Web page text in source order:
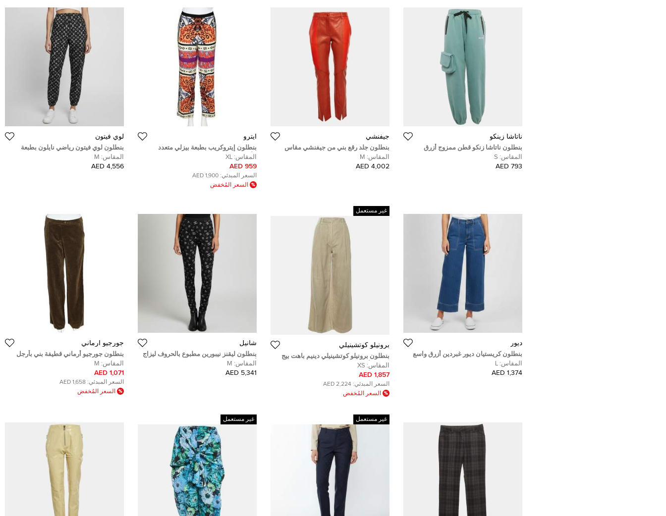
ناتاشا زينكو
بنطلون ناتاشا زنكو قطن ممزوج أزرق
رياضي مقاس صغير (سمول)
المقاس: S
793 AED
جيفنشي
بنطلون جلد رقع بني من جيفنشي مقاس
متوسط
المقاس: M
4,002 AED
ايترو
بنطلون إيتروكريب بطبعة بيزلي متعدد
الألوان بقصة مستقيمة مقاس كبير جدًا -
إكس لارج
المقاس: XL
959 AED
السعر المبدئي: 1,900 AED
السعر المُخفض
لوي فيتون
بنطلون لوي فيتون رياضي نايلون بطبعة
شعار أسود مقاس متوسط (ميديم)
المقاس: M
4,556 AED
ديور
بنطلون كريستيان ديور غبردين أزرق واسع
مقاس كبير - لارج
المقاس: L
1,374 AED
غير مستعمل
برونيلو كوتشينيلي
بنطلون برونيلو كوتشينيلي دينيم باهت بيج
واسع الأرجل بثنيات مقاس صغير جدًا (اكسترا
سمول)
المقاس: XS
1,857 AED
السعر المبدئي: 2,224 AED
السعر المُخفض
شانيل
بنطلون ليقنز نيبورين مطبوع بالحروف ليزاج
أسود شانيل مقاس متوسط - ميديم
المقاس: M
5,341 AED
جورجيو أرماني
بنطلون جورجيو أرماني قطيفة بني بأرجل
عريضة مقاس متوسط - ميديوم
المقاس: M
1,071 AED
السعر المبدئي: 1,658 AED
السعر المُخفض
غير مستعمل غير مستعمل